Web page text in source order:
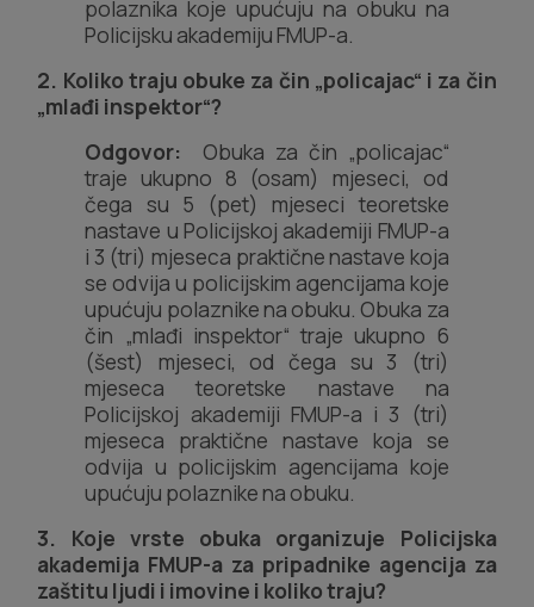
polaznika koje upućuju na obuku na
Policijsku akademiju FMUP-a.
2. Koliko traju obuke za čin „policajac“ i za čin
„mlađi inspektor“?
Odgovor: Obuka za čin „policajac“
traje ukupno 8 (osam) mjeseci, od
čega su 5 (pet) mjeseci teoretske
nastave u Policijskoj akademiji FMUP-a
i 3 (tri) mjeseca praktične nastave koja
se odvija u policijskim agencijama koje
upućuju polaznike na obuku. Obuka za
čin „mlađi inspektor“ traje ukupno 6
(šest) mjeseci, od čega su 3 (tri)
mjeseca teoretske nastave na
Policijskoj akademiji FMUP-a i 3 (tri)
mjeseca praktične nastave koja se
odvija u policijskim agencijama koje
upućuju polaznike na obuku.
3. Koje vrste obuka organizuje Policijska
akademija FMUP-a za pripadnike agencija za
zaštitu ljudi i imovine i koliko traju?